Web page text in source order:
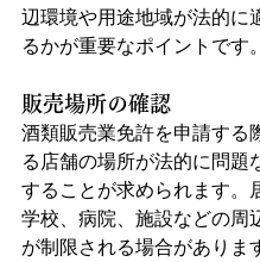
辺環境や用途地域が法的に
るかが重要なポイントです。
販売場所の確認
酒類販売業免許を申請する
る店舗の場所が法的に問題
することが求められます。
学校、病院、施設などの周
が制限される場合がありま